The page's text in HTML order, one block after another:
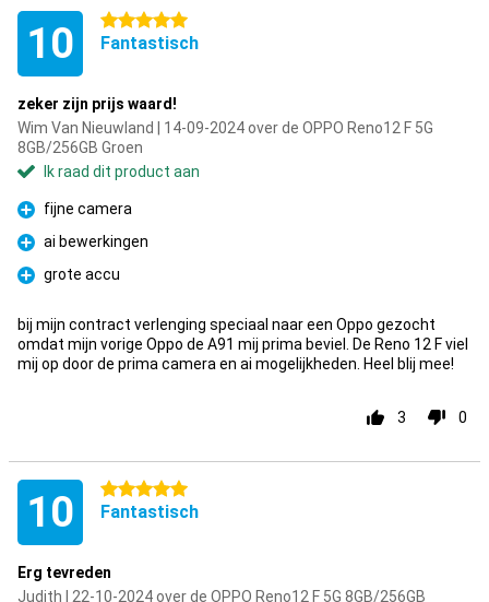
10 5 sterren
Fantastisch
zeker zijn prijs waard!
Wim Van Nieuwland | 14-09-2024 over de OPPO Reno12 F 5G
8GB/256GB Groen
Ik raad dit product aan
Pluspunt
fijne camera
Pluspunt
ai bewerkingen
Pluspunt
grote accu
bij mijn contract verlenging speciaal naar een Oppo gezocht
omdat mijn vorige Oppo de A91 mij prima beviel. De Reno 12 F viel
mij op door de prima camera en ai mogelijkheden. Heel blij mee!
3 0
10 5 sterren
Fantastisch
Erg tevreden
Judith | 22-10-2024 over de OPPO Reno12 F 5G 8GB/256GB